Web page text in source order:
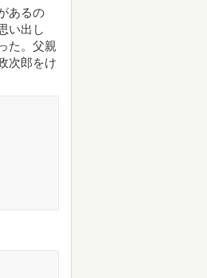
あるの
い出し
た。父親
次郎をけ